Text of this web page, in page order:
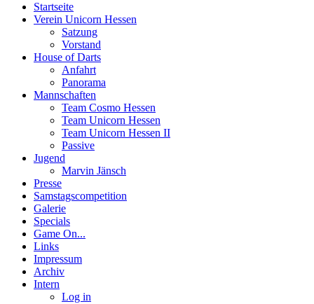
Startseite
Verein Unicorn Hessen
Satzung
Vorstand
House of Darts
Anfahrt
Panorama
Mannschaften
Team Cosmo Hessen
Team Unicorn Hessen
Team Unicorn Hessen II
Passive
Jugend
Marvin Jänsch
Presse
Samstagscompetition
Galerie
Specials
Game On...
Links
Impressum
Archiv
Intern
Log in